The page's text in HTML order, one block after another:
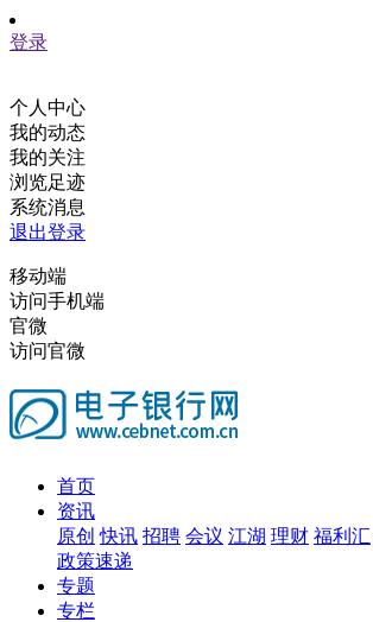
登录
个人中心
我的动态
我的关注
浏览足迹
系统消息
退出登录
移动端
访问手机端
官微
访问官微
首页
资讯
原创 快讯 招聘 会议 江湖 理财 福利汇
政策速递
专题
专栏